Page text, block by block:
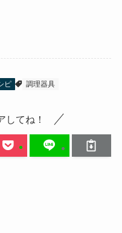
ピ 調理器具
してね！